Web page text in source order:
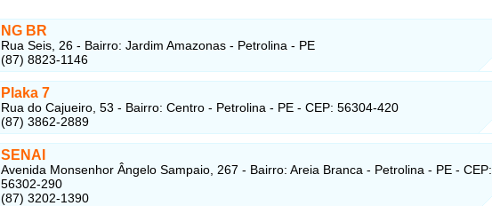
NG BR
Rua Seis, 26 - Bairro: Jardim Amazonas - Petrolina - PE
(87) 8823-1146
Plaka 7
Rua do Cajueiro, 53 - Bairro: Centro - Petrolina - PE - CEP: 56304-420
(87) 3862-2889
SENAI
Avenida Monsenhor Ângelo Sampaio, 267 - Bairro: Areia Branca - Petrolina - PE - CEP:
56302-290
(87) 3202-1390